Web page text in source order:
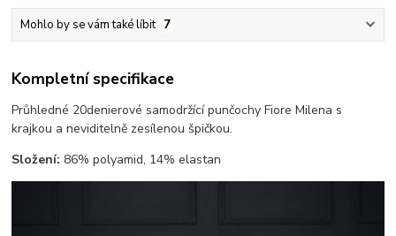
Mohlo by se vám také líbit 7
Kompletní specifikace
Průhledné 20denierové samodržící punčochy Fiore Milena s
krajkou a neviditelně zesílenou špičkou.
Složení: 86% polyamid, 14% elastan